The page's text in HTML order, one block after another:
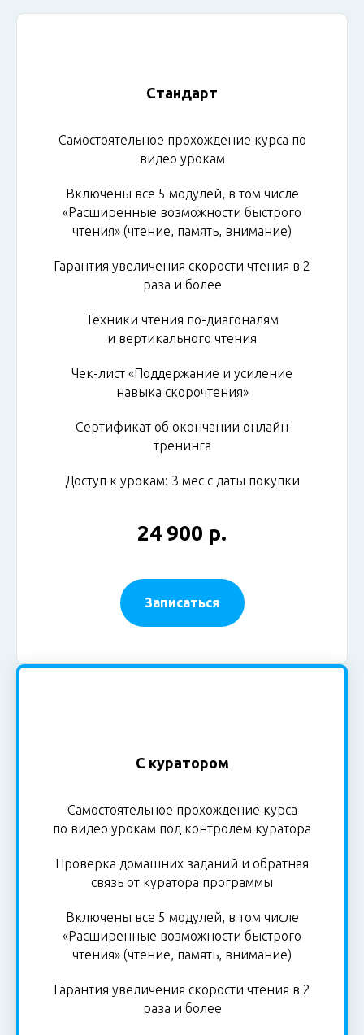
Стандарт
Самостоятельное прохождение курса по
видео урокам
Включены все 5 модулей, в том числе
«Расширенные возможности быстрого
чтения» (чтение, память, внимание)
Гарантия увеличения скорости чтения в 2
раза и более
Техники чтения по-диагоналям
и вертикального чтения
Чек-лист «Поддержание и усиление
навыка скорочтения»
Сертификат об окончании онлайн
тренинга
Доступ к урокам: 3 мес с даты покупки
24 900 р.
Записаться
С куратором
Самостоятельное прохождение курса
по видео урокам под контролем куратора
Проверка домашних заданий и обратная
связь от куратора программы
Включены все 5 модулей, в том числе
«Расширенные возможности быстрого
чтения» (чтение, память, внимание)
Гарантия увеличения скорости чтения в 2
раза и более